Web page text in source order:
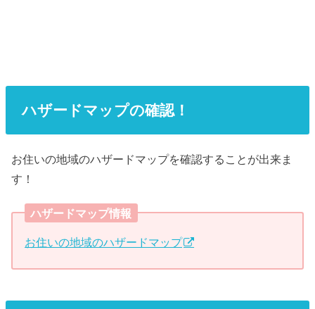
ハザードマップの確認！
お住いの地域のハザードマップを確認することが出来ま
す！
ハザードマップ情報
お住いの地域のハザードマップ